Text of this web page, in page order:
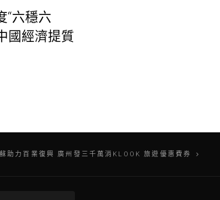
“六穩六
國經濟提質
助力百業復興 廣州發三千萬消KLOOK 旅遊優惠費券